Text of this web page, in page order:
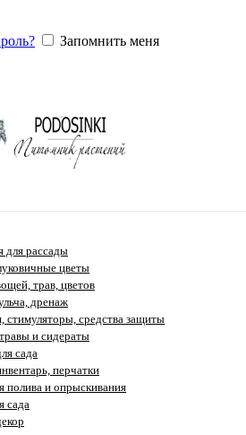
Запомнить меня
для рассады
цветы
трав, цветов
дренаж
стимуляторы, средства защиты
и сидераты
сада
перчатки
полива и опрыскивания
сада